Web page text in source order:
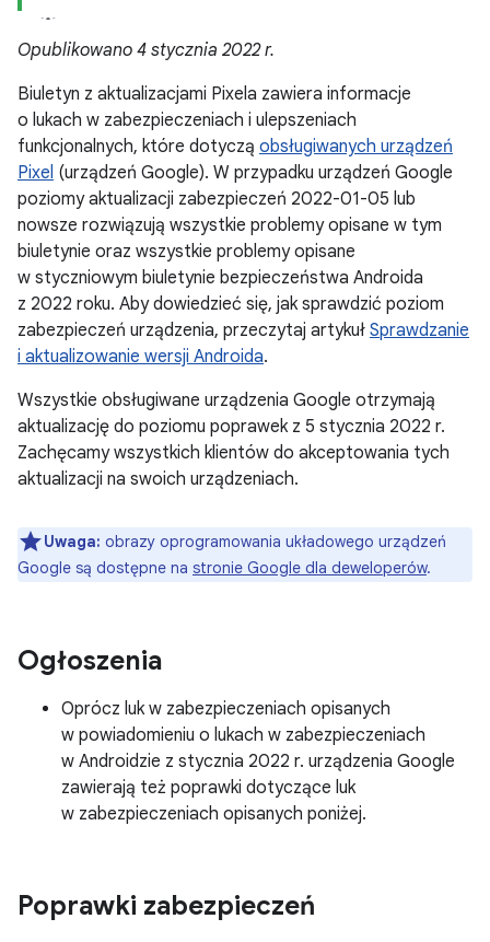
Opublikowano 4 stycznia 2022 r.
Biuletyn z aktualizacjami Pixela zawiera informacje
o lukach w zabezpieczeniach i ulepszeniach
funkcjonalnych, które dotyczą obsługiwanych urządzeń
Pixel (urządzeń Google). W przypadku urządzeń Google
poziomy aktualizacji zabezpieczeń 2022-01-05 lub
nowsze rozwiązują wszystkie problemy opisane w tym
biuletynie oraz wszystkie problemy opisane
w styczniowym biuletynie bezpieczeństwa Androida
z 2022 roku. Aby dowiedzieć się, jak sprawdzić poziom
zabezpieczeń urządzenia, przeczytaj artykuł Sprawdzanie
i aktualizowanie wersji Androida.
Wszystkie obsługiwane urządzenia Google otrzymają
aktualizację do poziomu poprawek z 5 stycznia 2022 r.
Zachęcamy wszystkich klientów do akceptowania tych
aktualizacji na swoich urządzeniach.
Uwaga: obrazy oprogramowania układowego urządzeń
Google są dostępne na stronie Google dla deweloperów.
Ogłoszenia
Oprócz luk w zabezpieczeniach opisanych
w powiadomieniu o lukach w zabezpieczeniach
w Androidzie z stycznia 2022 r. urządzenia Google
zawierają też poprawki dotyczące luk
w zabezpieczeniach opisanych poniżej.
Poprawki zabezpieczeń